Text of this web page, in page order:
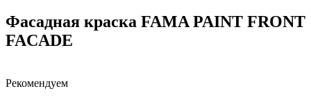
Фасадная краска FAMA PAINT FRONT
FACADE
Рекомендуем